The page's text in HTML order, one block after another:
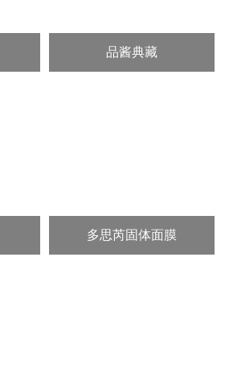
品酱典藏
多思芮固体面膜